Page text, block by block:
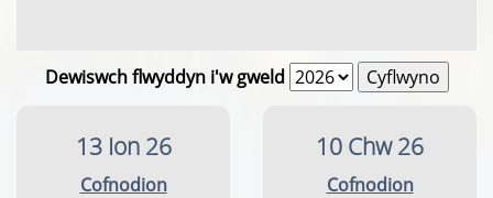
Dewiswch flwyddyn i'w gweld
13 Ion 26
Cofnodion
10 Chw 26
Cofnodion